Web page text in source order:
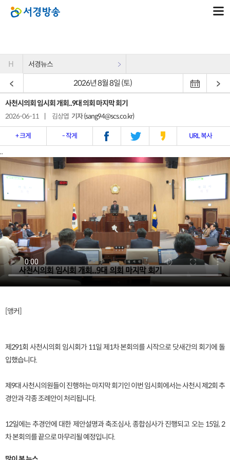
H 서경뉴스
2026년 8월 8일 (토)
사천시의회 임시회 개회..9대 의회 마지막 회기
2026-06-11 김상엽 기자 (sang94@scs.co.kr)
+ 크게 - 작게 URL 복사
..
[앵커]
제291회 사천시의회 임시회가 11일 제1차 본회의를 시작으로 닷새간의 회기에 돌
입했습니다.
제9대 사천시의원들이 진행하는 마지막 회기인 이번 임시회에서는 사천시 제2회 추
경안과 각종 조례안이 처리됩니다.
12일에는 추경안에 대한 제안설명과 축조심사, 종합심사가 진행되고 오는 15일, 2
차 본회의를 끝으로 마무리될 예정입니다.